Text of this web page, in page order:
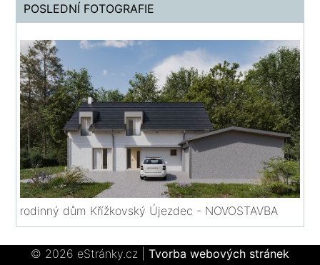
POSLEDNÍ FOTOGRAFIE
rodinný dům Křížkovský Újezdec - NOVOSTAVBA
© 2026 eStránky.cz Tvorba webových stránek